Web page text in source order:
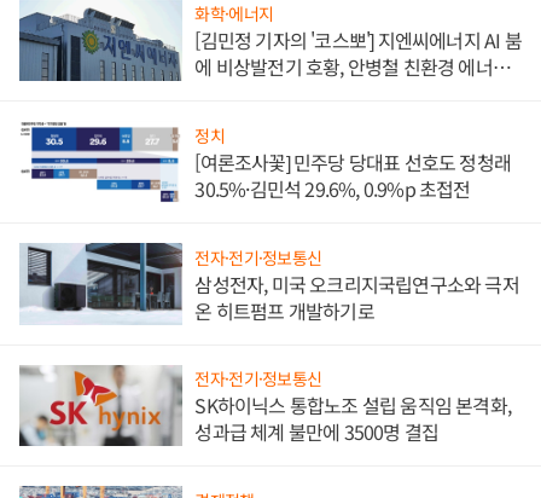
화학·에너지
[김민정 기자의 '코스뽀'] 지엔씨에너지 AI 붐
에 비상발전기 호황, 안병철 친환경 에너지
정치
[여론조사꽃] 민주당 당대표 선호도 정청래
30.5%·김민석 29.6%, 0.9%p 초접전
전자·전기·정보통신
삼성전자, 미국 오크리지국립연구소와 극저
온 히트펌프 개발하기로
전자·전기·정보통신
SK하이닉스 통합노조 설립 움직임 본격화,
성과급 체계 불만에 3500명 결집